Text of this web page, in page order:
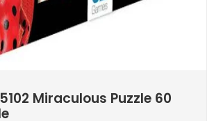
Miraculous Puzzle 60